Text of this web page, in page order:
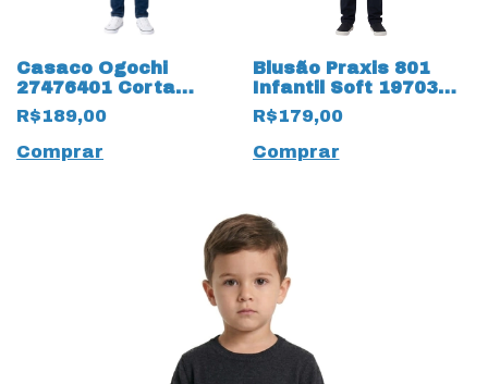
Casaco Ogochi
27476401 Corta
Vento 19798 Infantil
com Capuz
R$189,00
Comprar
Blusão Praxis 801
Infantil Soft 19703
Thermo
R$179,00
Comprar